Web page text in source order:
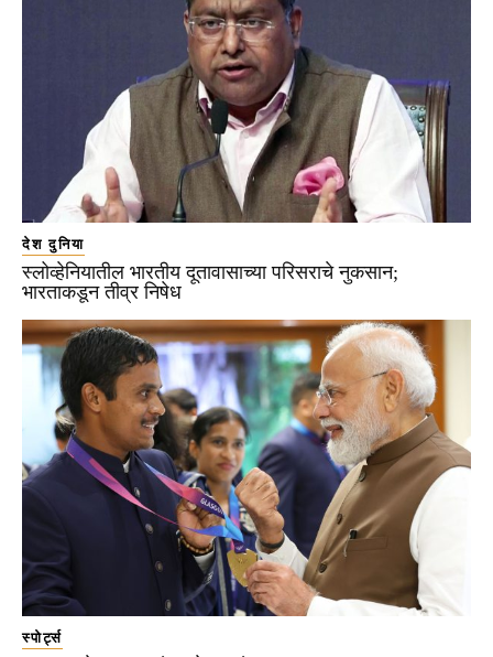
देश दुनिया
स्लोव्हेनियातील भारतीय दूतावासाच्या परिसराचे नुकसान;
भारताकडून तीव्र निषेध
स्पोर्ट्स